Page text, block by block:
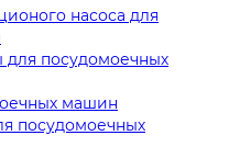
насоса для
посудомоечных
машин
посудомоечных